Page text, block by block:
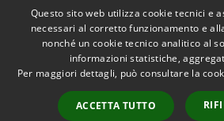
Accessibilità
Questo sito web utilizza cookie tecnici e
necessari al corretto funzionamento e
nonché un cookie tecnico analitico al
informazioni statistiche,
Per maggiori dettagli, può consultare la
ACCETTA TUTTO